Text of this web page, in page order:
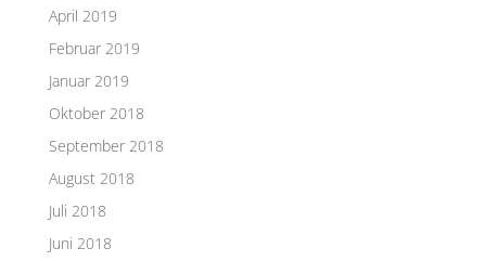
April 2019
Februar 2019
Januar 2019
Oktober 2018
September 2018
August 2018
Juli 2018
Juni 2018